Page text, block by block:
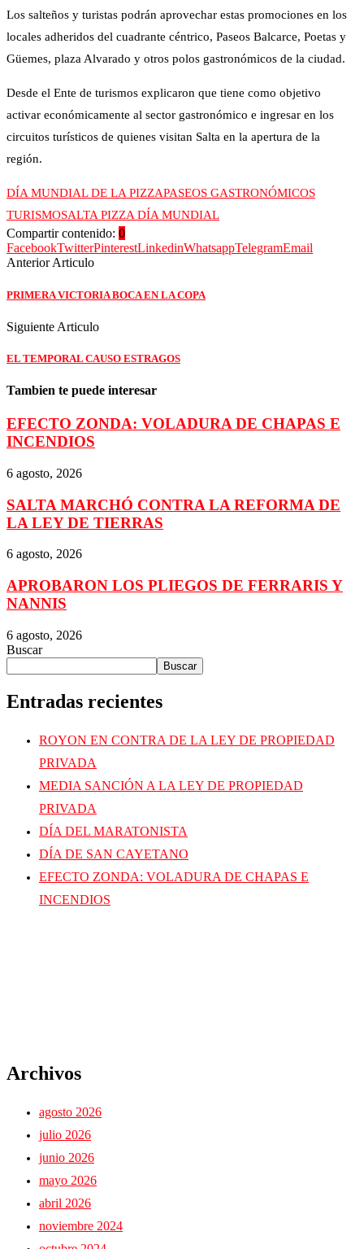
Los salteños y turistas podrán aprovechar estas promociones en los
locales adheridos del cuadrante céntrico, Paseos Balcarce, Poetas y
Güemes, plaza Alvarado y otros polos gastronómicos de la ciudad.
Desde el Ente de turismos explicaron que tiene como objetivo
activar económicamente al sector gastronómico e ingresar en los
circuitos turísticos de quienes visitan Salta en la apertura de la
región.
DÍA MUNDIAL DE LA PIZZAPASEOS GASTRONÓMICOS
TURISMOSALTA PIZZA DÍA MUNDIAL
Compartir contenido: 0
FacebookTwitterPinterestLinkedinWhatsappTelegramEmail
Anterior Articulo
PRIMERA VICTORIA BOCA EN LA COPA
Siguiente Articulo
EL TEMPORAL CAUSO ESTRAGOS
Tambien te puede interesar
EFECTO ZONDA: VOLADURA DE CHAPAS E
INCENDIOS
6 agosto, 2026
SALTA MARCHÓ CONTRA LA REFORMA DE
LA LEY DE TIERRAS
6 agosto, 2026
APROBARON LOS PLIEGOS DE FERRARIS Y
NANNIS
6 agosto, 2026
Buscar
Buscar
Entradas recientes
ROYON EN CONTRA DE LA LEY DE PROPIEDAD
PRIVADA
MEDIA SANCIÓN A LA LEY DE PROPIEDAD
PRIVADA
DÍA DEL MARATONISTA
DÍA DE SAN CAYETANO
EFECTO ZONDA: VOLADURA DE CHAPAS E
INCENDIOS
Archivos
agosto 2026
julio 2026
junio 2026
mayo 2026
abril 2026
noviembre 2024